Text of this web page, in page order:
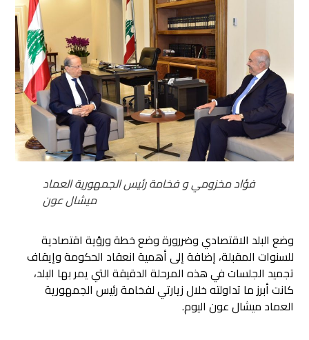
فؤاد مخزومي و فخامة رئيس الجمهورية العماد
ميشال عون
وضع البلد الاقتصادي وضررورة وضع خطة ورؤية اقتصادية
للسنوات المقبلة، إضافة إلى أهمية انعقاد الحكومة وإيقاف
تجميد الجلسات في هذه المرحلة الدقيقة التي يمر بها البلد،
كانت أبرز ما تداولته خلال زيارتي لفخامة رئيس الجمهورية
العماد ميشال عون اليوم.